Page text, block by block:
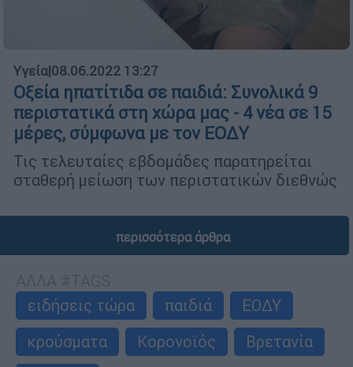
Υγεία|08.06.2022 13:27
Οξεία ηπατίτιδα σε παιδιά: Συνολικά 9
περιστατικά στη χώρα μας - 4 νέα σε 15
μέρες, σύμφωνα με τον ΕΟΔΥ
Τις τελευταίες εβδομάδες παρατηρείται
σταθερή μείωση των περιστατικών διεθνώς
περισσότερα άρθρα
ειδήσεις τώρα
παιδιά
ΕΟΔΥ
κρούσματα
Κορονοϊός
Βρετανία